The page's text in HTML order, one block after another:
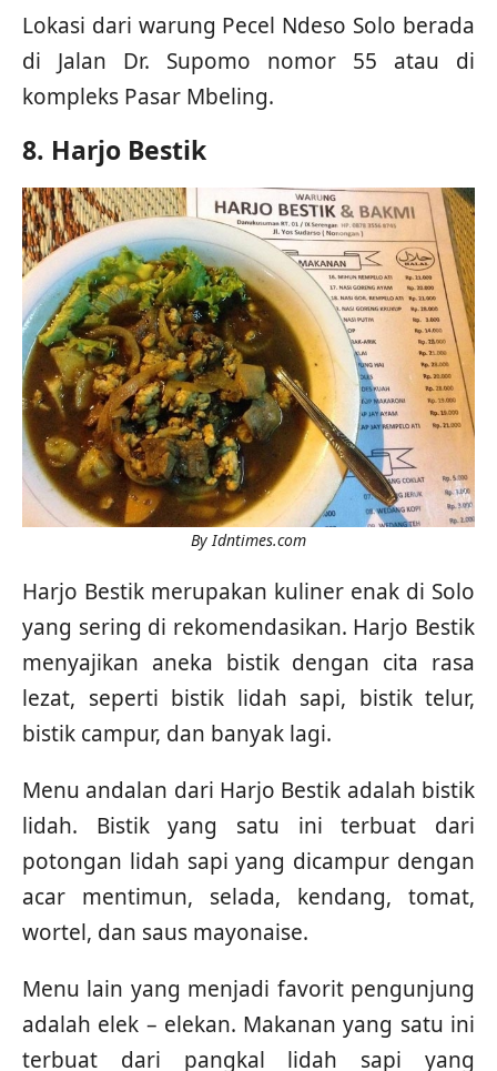
Lokasi dari warung Pecel Ndeso Solo berada
di Jalan Dr. Supomo nomor 55 atau di
kompleks Pasar Mbeling.
8. Harjo Bestik
By Idntimes.com
Harjo Bestik merupakan kuliner enak di Solo
yang sering di rekomendasikan. Harjo Bestik
menyajikan aneka bistik dengan cita rasa
lezat, seperti bistik lidah sapi, bistik telur,
bistik campur, dan banyak lagi.
Menu andalan dari Harjo Bestik adalah bistik
lidah. Bistik yang satu ini terbuat dari
potongan lidah sapi yang dicampur dengan
acar mentimun, selada, kendang, tomat,
wortel, dan saus mayonaise.
Menu lain yang menjadi favorit pengunjung
adalah elek – elekan. Makanan yang satu ini
terbuat dari pangkal lidah sapi yang